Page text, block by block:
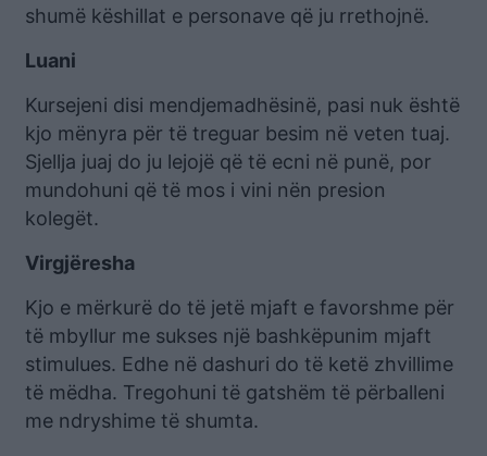
shumë këshillat e personave që ju rrethojnë.
Luani
Kursejeni disi mendjemadhësinë, pasi nuk është
kjo mënyra për të treguar besim në veten tuaj.
Sjellja juaj do ju lejojë që të ecni në punë, por
mundohuni që të mos i vini nën presion
kolegët.
Virgjëresha
Kjo e mërkurë do të jetë mjaft e favorshme për
të mbyllur me sukses një bashkëpunim mjaft
stimulues. Edhe në dashuri do të ketë zhvillime
të mëdha. Tregohuni të gatshëm të përballeni
me ndryshime të shumta.